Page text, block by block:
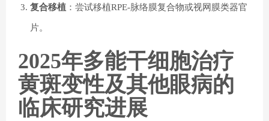
复合移植 ：尝试移植RPE-脉络膜复合物或视网膜类器官
片。
2025年多能干细胞治疗
黄斑变性及其他眼病的
临床研究进展